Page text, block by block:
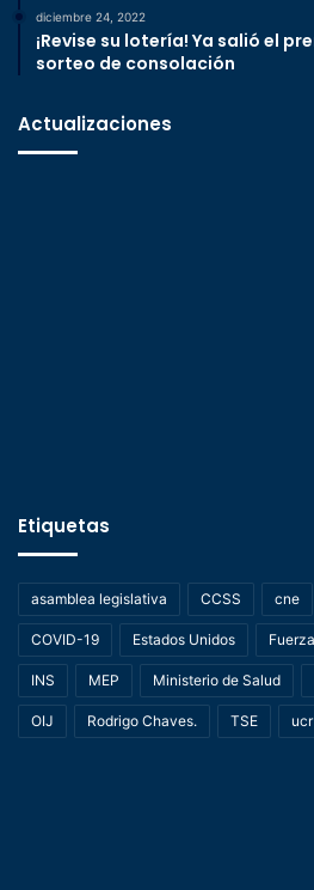
diciembre 24, 2022
¡Revise su lotería! Ya salió el
sorteo de consolación
Actualizaciones
Etiquetas
asamblea legislativa CCSS cne
COVID-19 Estados Unidos
INS MEP Ministerio de Salud
OIJ Rodrigo Chaves. TSE ucr